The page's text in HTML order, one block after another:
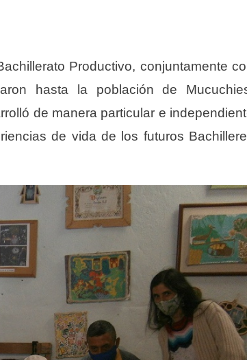
Productivo, conjuntamente
hasta la población de
de manera particular e
de vida de los futuros